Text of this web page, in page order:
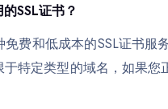
SSL证书？
费和低成本的SSL证书
特定类型的域名，如果